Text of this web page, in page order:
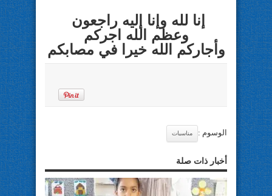
إنا لله وإنا إليه راجعون
وعظم الله اجركم
وأجاركم الله خيرا في مصابكم
الوسوم : مناسبات
أخبار ذات صلة